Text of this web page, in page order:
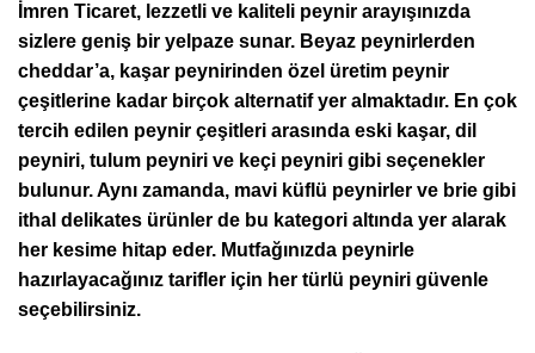
İmren Ticaret, lezzetli ve kaliteli peynir arayışınızda
sizlere geniş bir yelpaze sunar. Beyaz peynirlerden
cheddar’a, kaşar peynirinden özel üretim peynir
çeşitlerine kadar birçok alternatif yer almaktadır. En çok
tercih edilen peynir çeşitleri arasında eski kaşar, dil
peyniri, tulum peyniri ve keçi peyniri gibi seçenekler
bulunur. Aynı zamanda, mavi küflü peynirler ve brie gibi
ithal delikates ürünler de bu kategori altında yer alarak
her kesime hitap eder. Mutfağınızda peynirle
hazırlayacağınız tarifler için her türlü peyniri güvenle
seçebilirsiniz.